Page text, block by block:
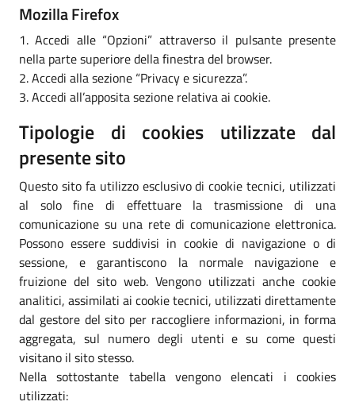
Mozilla Firefox
1. Accedi alle “Opzioni” attraverso il pulsante presente
nella parte superiore della finestra del browser.
2. Accedi alla sezione “Privacy e sicurezza”.
3. Accedi all’apposita sezione relativa ai cookie.
Tipologie di cookies utilizzate dal
presente sito
Questo sito fa utilizzo esclusivo di cookie tecnici, utilizzati
al solo fine di effettuare la trasmissione di una
comunicazione su una rete di comunicazione elettronica.
Possono essere suddivisi in cookie di navigazione o di
sessione, e garantiscono la normale navigazione e
fruizione del sito web. Vengono utilizzati anche cookie
analitici, assimilati ai cookie tecnici, utilizzati direttamente
dal gestore del sito per raccogliere informazioni, in forma
aggregata, sul numero degli utenti e su come questi
visitano il sito stesso.
Nella sottostante tabella vengono elencati i cookies
utilizzati: